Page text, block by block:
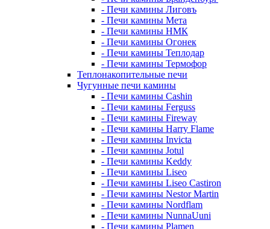
- Печи камины Лиговъ
- Печи камины Мета
- Печи камины НМК
- Печи камины Огонек
- Печи камины Теплодар
- Печи камины Термофор
Теплонакопительные печи
Чугунные печи камины
- Печи камины Cashin
- Печи камины Ferguss
- Печи камины Fireway
- Печи камины Harry Flame
- Печи камины Invicta
- Печи камины Jotul
- Печи камины Keddy
- Печи камины Liseo
- Печи камины Liseo Castiron
- Печи камины Nestor Martin
- Печи камины Nordflam
- Печи камины NunnaUuni
- Печи камины Plamen